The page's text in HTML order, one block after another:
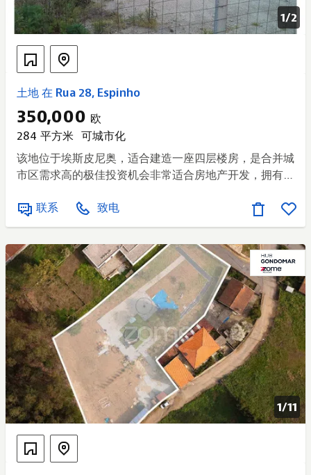
1/2
土地 在 Rua 28, Espinho
350,000 欧
284 平方米 可城市化
该地位于埃斯皮尼奥，适合建造一座四层楼房，是合并城
市区需求高的极佳投资机会非常适合房地产开发，拥有中
准，有条件建设四层建筑的土地 地区： ·土地面积：284
平方米 位置与交通： ·合并的城市区域 ·良好的道路通达 ·
便捷连接主要道路 ·附近公共交通 商业与服务： ·本地商
业 ·超市 ·公用事业及其他重要设备 注：项目中的照片为
3D图像 如需了解更多关于此领域或其他领域的信息，请
联系我们： () + () SIGLA，你的房地产中介！ 能源率:
Exempt ref: 013/23.
联系 致电
1/11